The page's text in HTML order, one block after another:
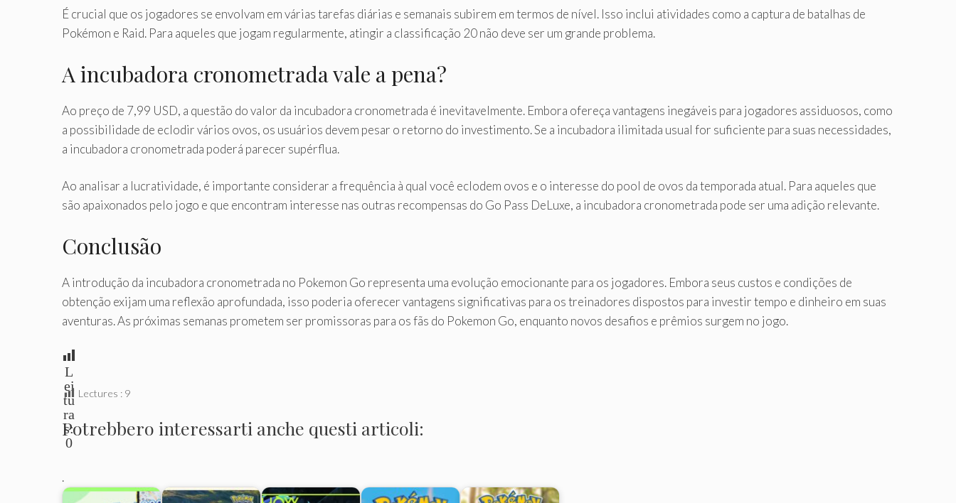
É crucial que os jogadores se envolvam em várias tarefas diárias e semanais subirem em termos de nível. Isso inclui atividades como a captura de batalhas de
Pokémon e Raid. Para aqueles que jogam regularmente, atingir a classificação 20 não deve ser um grande problema.
A incubadora cronometrada vale a pena?
Ao preço de 7,99 USD, a questão do valor da incubadora cronometrada é inevitavelmente. Embora ofereça vantagens inegáveis ​​para jogadores assiduosos, como
a possibilidade de eclodir vários ovos, os usuários devem pesar o retorno do investimento. Se a incubadora ilimitada usual for suficiente para suas necessidades,
a incubadora cronometrada poderá parecer supérflua.
Ao analisar a lucratividade, é importante considerar a frequência à qual você eclodem ovos e o interesse do pool de ovos da temporada atual. Para aqueles que
são apaixonados pelo jogo e que encontram interesse nas outras recompensas do Go Pass DeLuxe, a incubadora cronometrada pode ser uma adição relevante.
Conclusão
A introdução da incubadora cronometrada no Pokemon Go representa uma evolução emocionante para os jogadores. Embora seus custos e condições de
obtenção exijam uma reflexão aprofundada, isso poderia oferecer vantagens significativas para os treinadores dispostos para investir tempo e dinheiro em suas
aventuras. As próximas semanas prometem ser promissoras para os fãs do Pokemon Go, enquanto novos desafios e prêmios surgem no jogo.
L
ei
tu
ra
s:
0
Lectures : 9
Potrebbero interessarti anche questi articoli:
.